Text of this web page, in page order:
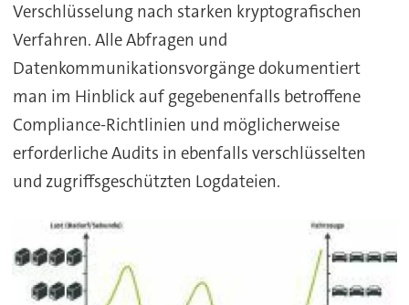
Verschlüsselung nach starken kryptografischen
Verfahren. Alle Abfragen und
Datenkommunikationsvorgänge dokumentiert
man im Hinblick auf gegebenenfalls betroffene
Compliance-Richtlinien und möglicherweise
erforderliche Audits in ebenfalls verschlüsselten
und zugriffsgeschützten Logdateien.